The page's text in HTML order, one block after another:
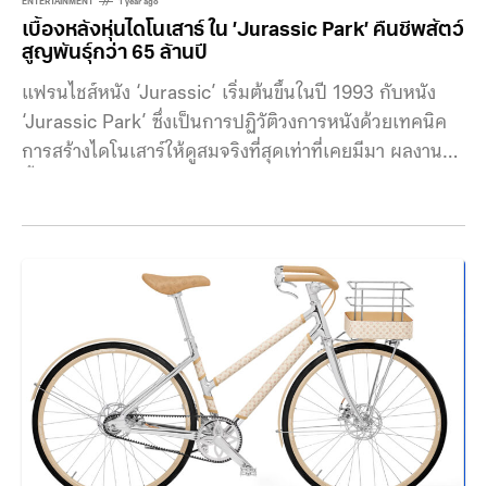
เบื้องหลังหุ่นไดโนเสาร์ ใน ’Jurassic Park’ คืนชีพสัตว์
สูญพันธุ์กว่า 65 ล้านปี
แฟรนไชส์หนัง ‘Jurassic’ เริ่มต้นขึ้นในปี 1993 กับหนัง
‘Jurassic Park’ ซึ่งเป็นการปฏิวัติวงการหนังด้วยเทคนิค
การสร้างไดโนเสาร์ให้ดูสมจริงที่สุดเท่าที่เคยมีมา ผลงานชิ้น
เรื่องใดสามารถสร้างไดโนเสาร์ที่สมจริงและเคลื่อนไหวได้
อย่างน่าทึ่งเช่นนี้ เนื่องจากข้อจำกัดทางเทคโนโลยี CGI ยัง
ไม่พัฒนาจนถึงขั้นที่สามารถสร้างสัตว์ใหญ่เคลื่อนไหวได้
อย่างสมจริง สปีลเบิร์กจึงร่วมมือกับทีมงานผู้เชี่ยวชาญเพื่อ
สร้างเทคนิคใหม่ผสมผสานทั้งหุ่นยนต์กลไกและภาพ
กราฟิกคอมพิวเตอร์ ทีมสร้างหุ่นยนต์ไดโนเสาร์หลักคือ
Stan Winston Studio ซึ่งก่อตั้งโดย สแตน วินสตัน